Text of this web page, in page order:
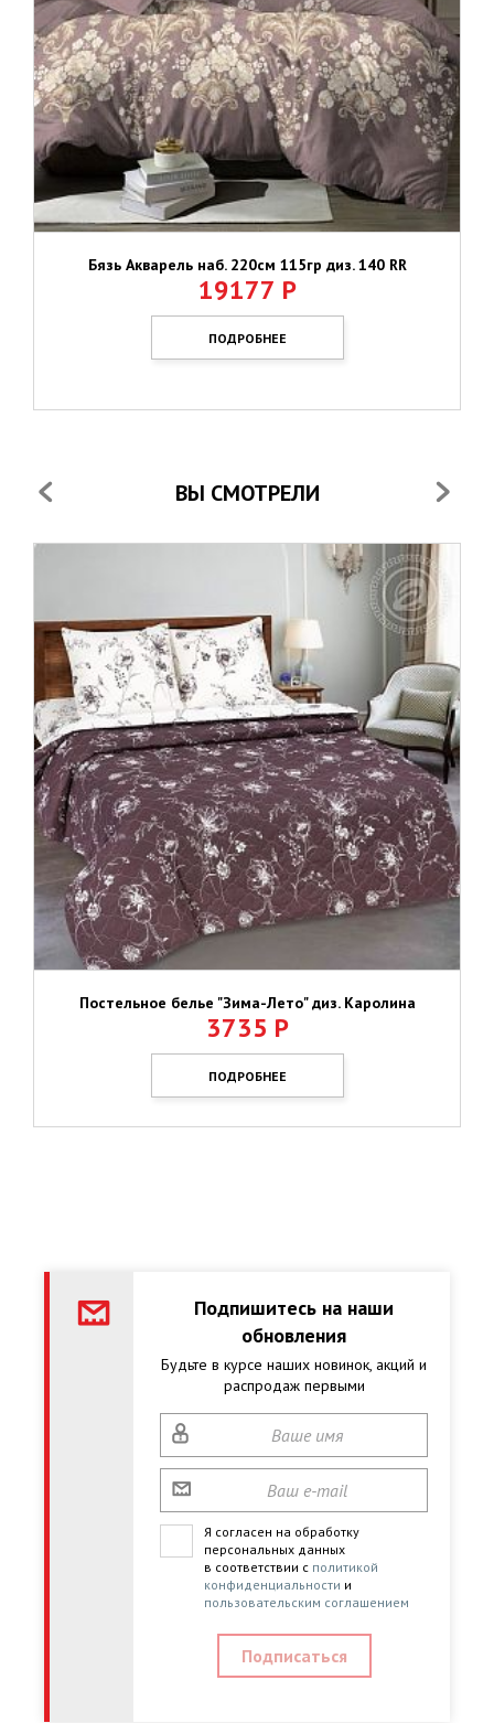
Бязь Акварель наб. 220см 115гр диз. 140 RR
19177 Р
ПОДРОБНЕЕ
ВЫ СМОТРЕЛИ
Постельное белье "Зима-Лето" диз. Каролина
3735 Р
ПОДРОБНЕЕ
Подпишитесь на наши
обновления
Будьте в курсе наших новинок, акций и
распродаж первыми
Я согласен на обработку
персональных данных
в соответствии с политикой
конфиденциальности и
пользовательским соглашением